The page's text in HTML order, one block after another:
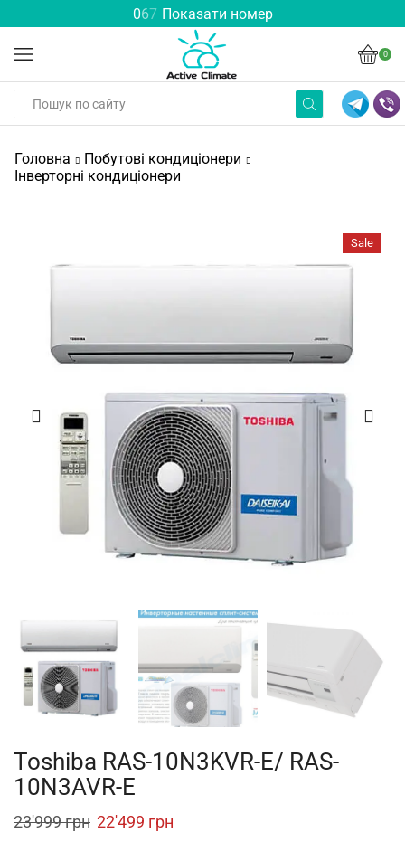
067 Показати номер
0
Головна
Побутові кондиціонери
Інверторні кондиціонери
Sale
Toshiba RAS-10N3KVR-E/ RAS-
10N3AVR-E
23'999грн Original
22'499 грн